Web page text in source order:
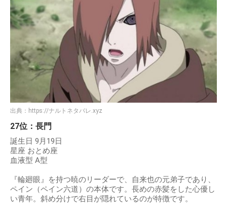
出典： https://ナルトネタバレ.xyz
27位：長門
誕生日 9月19日
星座 おとめ座
血液型 A型
『輪廻眼』を持つ暁のリーダーで、自来也の元弟子であり、
ペイン（ペイン六道）の本体です。長めの赤髪をした心優し
い青年。斜め分けで右目が隠れているのが特徴です。